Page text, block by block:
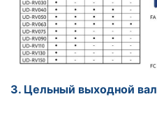
3. Цельный выходной вал